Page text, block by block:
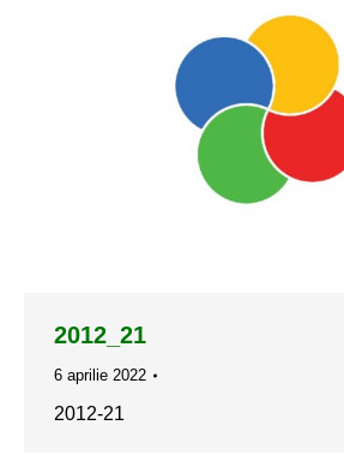
2012_21
6 aprilie 2022
2012-21